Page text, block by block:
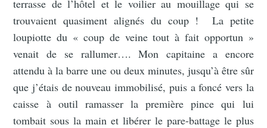
terrasse de l’hôtel et le voilier au mouillage qui se
trouvaient quasiment alignés du coup ! La petite
loupiotte du « coup de veine tout à fait opportun »
venait de se rallumer…. Mon capitaine a encore
attendu à la barre une ou deux minutes, jusqu’à être sûr
que j’étais de nouveau immobilisé, puis a foncé vers la
caisse à outil ramasser la première pince qui lui
tombait sous la main et libérer le pare-battage le plus